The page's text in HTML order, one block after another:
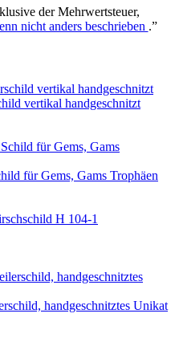
der Mehrwertsteuer,
nicht anders beschrieben .”
vertikal handgeschnitzt
für Gems, Gams Trophäen
H 104-1
handgeschnitztes Unikat